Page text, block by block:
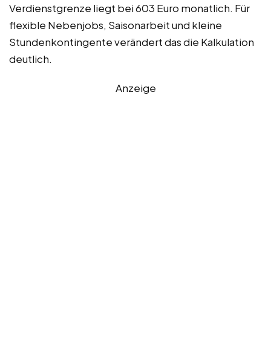
Verdienstgrenze liegt bei 603 Euro monatlich. Für
flexible Nebenjobs, Saisonarbeit und kleine
Stundenkontingente verändert das die Kalkulation
deutlich.
Anzeige